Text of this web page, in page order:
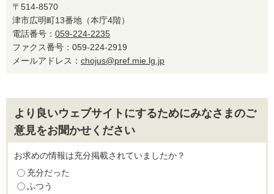
〒514-8570
津市広明町13番地（本庁4階）
電話番号： 059-224-2235
ファクス番号：059-224-2919
メールアドレス： chojus@pref.mie.lg.jp
より良いウェブサイトにするためにみなさまのご
意見をお聞かせください
お求めの情報は充分掲載されていましたか？
充分だった
ふつう